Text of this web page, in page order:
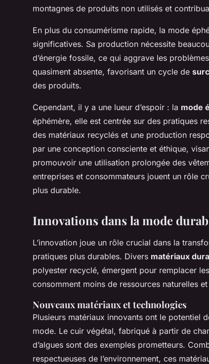
montagnes de produits non utilisés et
En plus du consumérisme rapide, la mode
significatives. Sa production nécessite
d’énergie fossile, ce qui aggrave les
quasiment absente, favorisant un cycle de
des produits.
Cependant, il y a une lueur d’espoir : la mode
éphémère, elle est centrée sur des pratiques
des matériaux recyclés et une production
par une conception consciente et éthique,
promouvoir une utilisation prolongée des
entreprises et consommateurs jouent un rôle
plus durable.
Innovations dans la mode
L’innovation joue un rôle crucial dans la
pratiques plus durables. Divers matériaux
polyester recyclé, émergent pour remplacer
consomment moins de ressources naturelles
Nouveaux matériaux et technologies
Plusieurs matériaux innovants ont le potentiel
mode. Le cuir végétal, fabriqué à partir de
d’algues sont des exemples prometteurs.
respectueuses de l’environnement, ces